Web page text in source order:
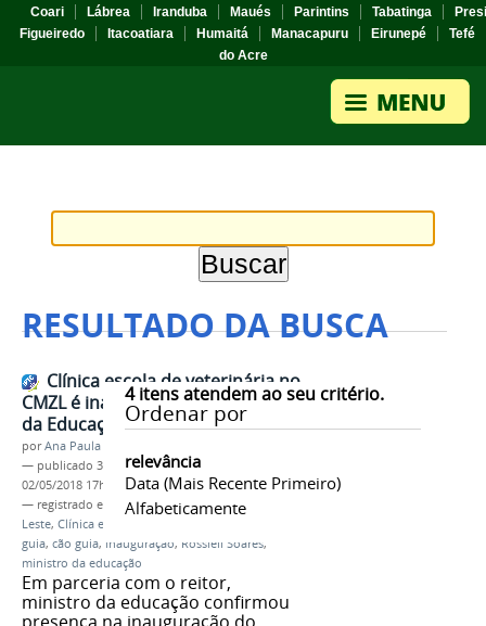
Coari
Lábrea Iranduba Maués Parintins Tabatinga
Figueiredo
Itacoatiara Humaitá Manacapuru Eirunepé
Tefé
do Acre
RESULTADO DA BUSCA
4itens atendem ao seu critério.
Ordenar por
relevância
Data (mais Recente Primeiro)
Alfabeticamente
Clínica escola de veterinária no
CMZL é inaugurada pelo ministro
da Educação
porAna Paula Batista
— publicado 30/04/2018—última modificação
02/05/2018 17h54
— registrado em:
IFAM,Campus Manaus Zona
Leste, Clínica escola
guia, cão guia, inauguração, Rossieli Soares,
ministro da educação
Em parceria com o reitor,
ministro da educação confirmou